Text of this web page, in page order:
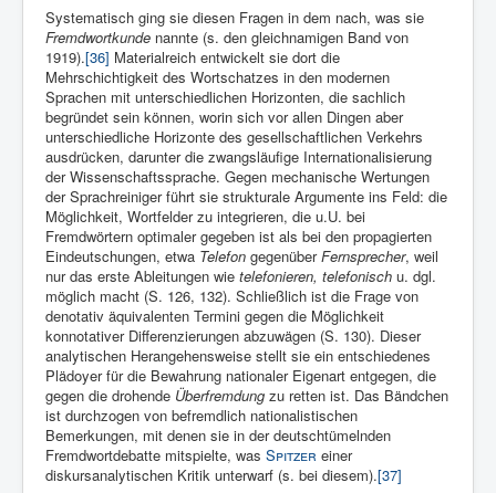
Systematisch ging sie diesen Fragen in dem nach, was sie
Fremdwortkunde nannte (s. den gleichnamigen Band von
1919).[36] Materialreich entwickelt sie dort die
Mehrschichtigkeit des Wortschatzes in den modernen
Sprachen mit unterschiedlichen Horizonten, die sachlich
begründet sein können, worin sich vor allen Dingen aber
unterschiedliche Horizonte des gesellschaftlichen Verkehrs
ausdrücken, darunter die zwangsläufige Internationalisierung
der Wissenschaftssprache. Gegen mechanische Wertungen
der Sprachreiniger führt sie strukturale Argumente ins Feld: die
Möglichkeit, Wortfelder zu integrieren, die u.U. bei
Fremdwörtern optimaler gegeben ist als bei den propagierten
Eindeutschungen, etwa Telefon gegenüberFernsprecher, weil
nur das erste Ableitungen wie telefonieren, telefonisch u. dgl.
möglich macht (S. 126, 132). Schließlich ist die Frage von
denotativ äquivalenten Termini gegen die Möglichkeit
konnotativer Differenzierungen abzuwägen (S. 130). Dieser
analytischen Herangehensweise stellt sie ein entschiedenes
Plädoyer für die Bewahrung nationaler Eigenart entgegen, die
gegen die drohende Überfremdung zu retten ist. Das Bändchen
ist durchzogen von befremdlich nationalistischen
Bemerkungen, mit denen sie in der deutschtümelnden
Fremdwortdebatte mitspielte, was Spitzer einer
diskursanalytischen Kritik unterwarf (s. bei diesem).[37]